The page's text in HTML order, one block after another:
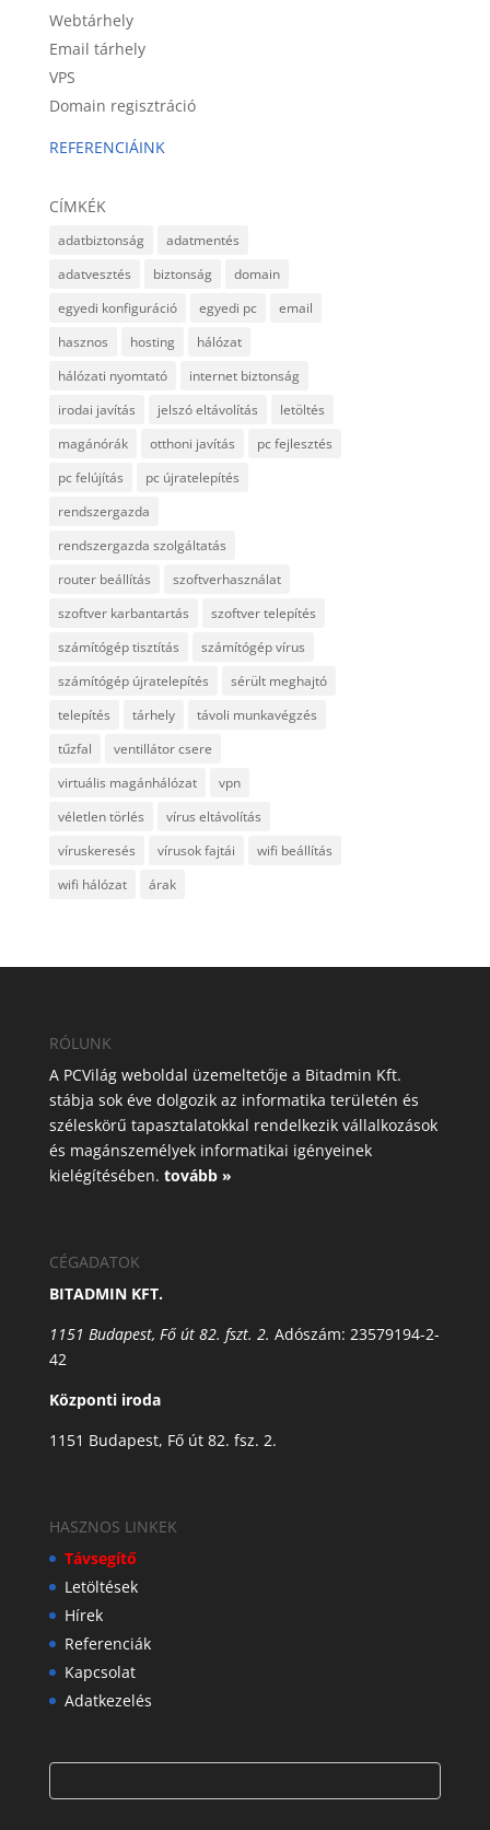
Webtárhely
Email tárhely
VPS
Domain regisztráció
REFERENCIÁINK
CÍMKÉK
adatbiztonság
adatmentés
adatvesztés
biztonság
domain
egyedi konfiguráció
egyedi pc
email
hasznos
hosting
hálózat
hálózati nyomtató
internet biztonság
irodai javítás
jelszó eltávolítás
letöltés
magánórák
otthoni javítás
pc fejlesztés
pc felújítás
pc újratelepítés
rendszergazda
rendszergazda szolgáltatás
router beállítás
szoftverhasználat
szoftver karbantartás
szoftver telepítés
számítógép tisztítás
számítógép vírus
számítógép újratelepítés
sérült meghajtó
telepítés
tárhely
távoli munkavégzés
tűzfal
ventillátor csere
virtuális magánhálózat
vpn
véletlen törlés
vírus eltávolítás
víruskeresés
vírusok fajtái
wifi beállítás
wifi hálózat
árak
RÓLUNK
A PCVilág weboldal üzemeltetője a Bitadmin Kft.
stábja sok éve dolgozik az informatika területén és
széleskörű tapasztalatokkal rendelkezik vállalkozások
és magánszemélyek informatikai igényeinek
kielégítésében. tovább »
CÉGADATOK
BITADMIN KFT.
1151 Budapest, Fő út 82. fszt. 2. Adószám: 23579194-2-
42
Központi iroda
1151 Budapest, Fő út 82. fsz. 2.
HASZNOS LINKEK
Távsegítő
Letöltések
Hírek
Referenciák
Kapcsolat
Adatkezelés